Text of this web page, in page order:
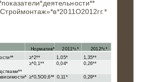
Норматив* 2011*г.* 2012*г.*
≥*2** 1,05* 1,35**
≥*0,1** 0,04*
0,26**
≥*0,5O0,6** 0,11*
0,29**